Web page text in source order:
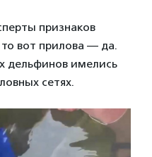
признаков
вот прилова — да.
дельфинов имелись
сетях.